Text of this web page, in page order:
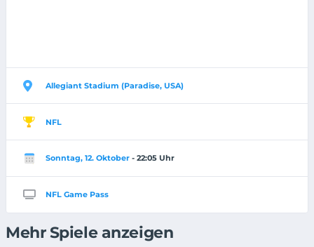
Allegiant Stadium (Paradise, USA)
NFL
Sonntag, 12. Oktober - 22:05 Uhr
NFL Game Pass
Mehr Spiele anzeigen